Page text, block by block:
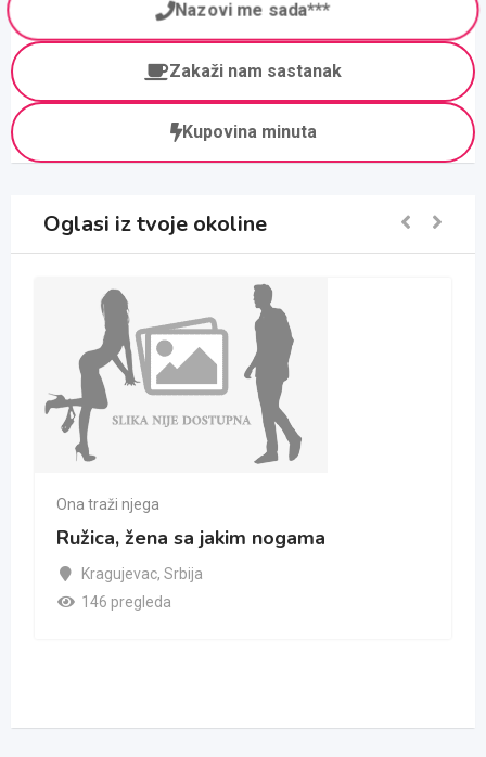
Nazovi me sada***
Zakaži nam sastanak
Kupovina minuta
Oglasi iz tvoje okoline
Ona traži njega
Ružica, žena sa jakim nogama
Kragujevac, Srbija
146 pregleda